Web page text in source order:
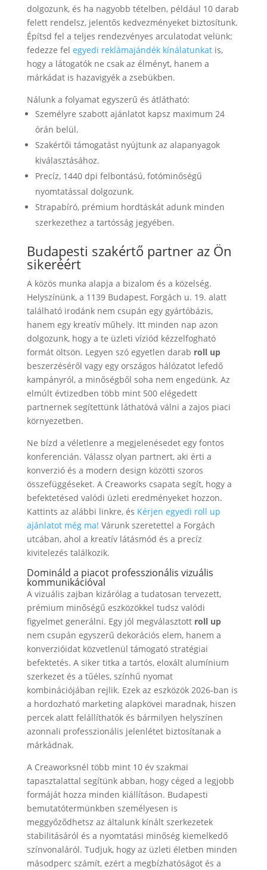
dolgozunk, és ha nagyobb tételben, például 10 darab
felett rendelsz, jelentős kedvezményeket biztosítunk.
Építsd fel a teljes rendezvényes arculatodat velünk:
fedezze fel egyedi reklámajándék kínálatunkatis,
hogy a látogatók ne csak az élményt, hanem a
márkádat is hazavigyék a zsebükben.
Nálunk a folyamat egyszerű és átlátható:
Személyre szabott ajánlatot kapsz maximum 24
órán belül.
Szakértői támogatást nyújtunk az alapanyagok
kiválasztásához.
Precíz, 1440 dpi felbontású, fotóminőségű
nyomtatással dolgozunk.
Strapabíró, prémium hordtáskát adunk minden
szerkezethez a tartósság jegyében.
Budapesti szakértő partner az Ön
sikeréért
A közös munka alapja a bizalom és a közelség.
Helyszínünk, a 1139 Budapest, Forgách u. 19. alatt
található irodánk nem csupán egy gyártóbázis,
hanem egy kreatív műhely. Itt minden nap azon
dolgozunk, hogy a te üzleti víziód kézzelfogható
formát öltsön. Legyen szó egyetlen darab roll up
beszerzéséről vagy egy országos hálózatot lefedő
kampányról, a minőségből soha nem engedünk. Az
elmúlt évtizedben több mint 500 elégedett
partnernek segítettünk láthatóvá válni a zajos piaci
környezetben.
Ne bízd a véletlenre a megjelenésedet egy fontos
konferencián. Válassz olyan partnert, aki érti a
konverzió és a modern design közötti szoros
összefüggéseket. A Creaworks csapata segít, hogy a
befektetésed valódi üzleti eredményeket hozzon.
Kattints az alábbi linkre, és Kérjen egyedi roll up
ajánlatot még ma! Várunk szeretettel a Forgách
utcában, ahol a kreatív látásmód és a precíz
kivitelezés találkozik.
Domináld a piacot professzionális vizuális
kommunikációval
A vizuális zajban kizárólag a tudatosan tervezett,
prémium minőségű eszközökkel tudsz valódi
figyelmet generálni. Egy jól megválasztott roll up
nem csupán egyszerű dekorációs elem, hanem a
konverzióidat közvetlenül támogató stratégiai
befektetés. A siker titka a tartós, eloxált alumínium
szerkezet és a tűéles, színhű nyomat
kombinációjában rejlik. Ezek az eszközök 2026-ban is
a hordozható marketing alapkövei maradnak, hiszen
percek alatt felállíthatók és bármilyen helyszínen
azonnali professzionális jelenlétet biztosítanak a
márkádnak.
A Creaworksnél több mint 10 év szakmai
tapasztalattal segítünk abban, hogy céged a legjobb
formáját hozza minden kiállításon. Budapesti
bemutatótermünkben személyesen is
meggyőződhetsz az általunk kínált szerkezetek
stabilitásáról és a nyomtatási minőség kiemelkedő
színvonaláról. Tudjuk, hogy az üzleti életben minden
másodperc számít, ezért a megbízhatóságot és a